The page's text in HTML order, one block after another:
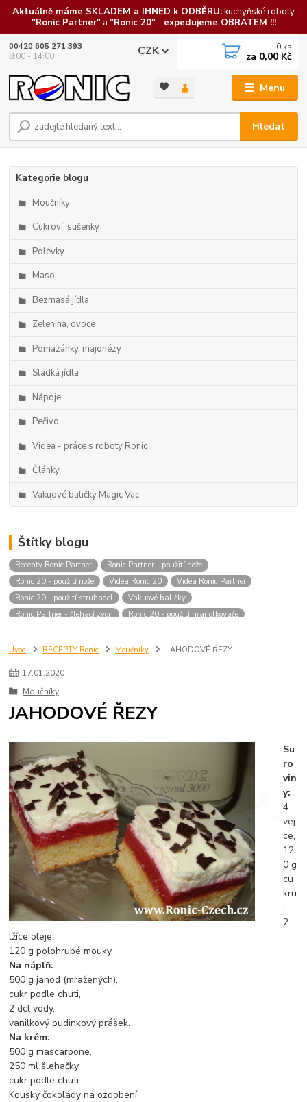
Aktuálně máme SKLADEM a IHNED k ODBĚRU:kuchyňské roboty
"Ronic Partner"a "Ronic 20"- expedujeme OBRATEM !!!
Menu
CZK
Hledat
00420 605 271 393
8:00 - 14:00
0 ks
za 0,00 Kč
Kategorie blogu
Moučníky
Cukroví, sušenky
Polévky
Maso
Bezmasá jídla
Zelenina, ovoce
Pomazánky, majonézy
Sladká jídla
Nápoje
Pečivo
Videa - práce s roboty Ronic
Články
Vakuové baličky Magic Vac
Štítky blogu
Recepty Ronic Partner
Ronic Partner - použití nože
Ronic 20 - použití nože
Videa Ronic 20
Videa Ronic Partner
Ronic 20 - použití struhadel
Vakuové baličky
Ronic Partner - šlehací zvon
Ronic 20 - použití hranolkovače
Úvod RECEPTY Ronic Moučníky JAHODOVÉ ŘEZY
17.01.2020
Moučníky
JAHODOVÉ ŘEZY
Su
ro
vin
y:
4
vej
ce,
12
0 g
cu
kru
,
2
lžíce oleje,
120 g polohrubé mouky.
Na náplň:
500 g jahod (mražených),
cukr podle chuti,
2 dcl vody,
vanilkový pudinkový prášek.
Na krém:
500 g mascarpone,
250 ml šlehačky,
cukr podle chuti.
Kousky čokolády na ozdobení.